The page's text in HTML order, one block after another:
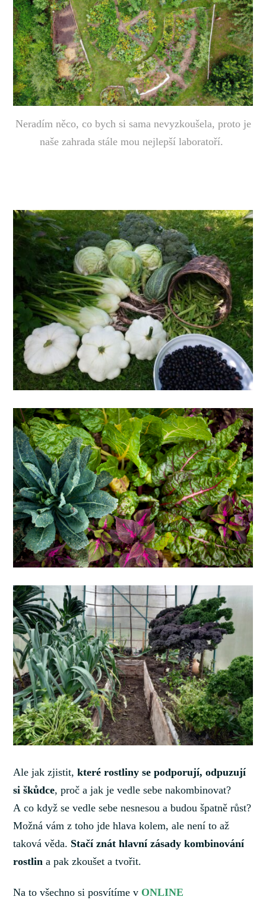
Neradím něco, co bych si sama nevyzkoušela, proto je
naše zahrada stále mou nejlepší laboratoří.
Ale jak zjistit,které rostliny se podporují, odpuzují
si škůdce, proč a jak je vedle sebe nakombinovat?
A co když se vedle sebe nesnesou a budou špatně růst?
Možná vám z toho jde hlava kolem, ale není to až
taková věda. Stačí znát hlavní zásady kombinování
rostlin a pak zkoušet a tvořit.
Na to všechno si posvítíme v ONLINE